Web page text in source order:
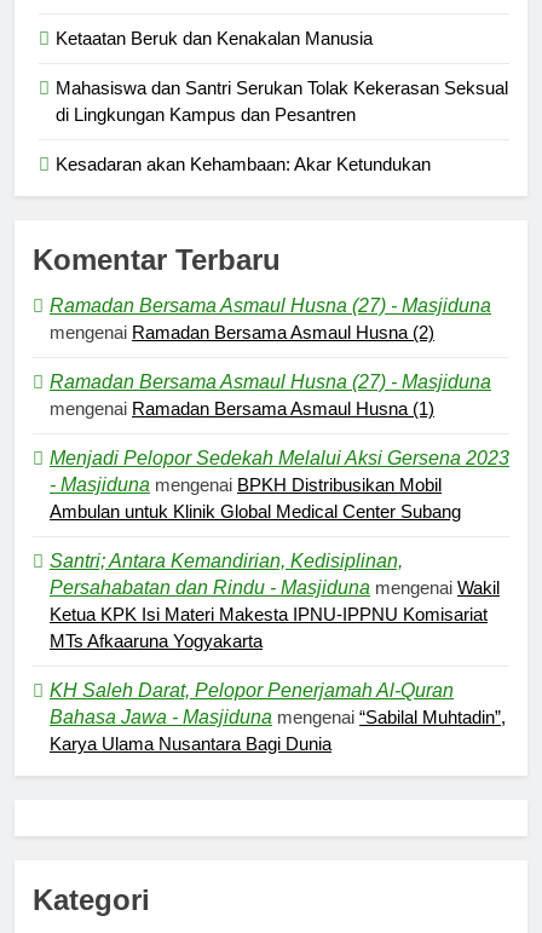
Ketaatan Beruk dan Kenakalan Manusia
Mahasiswa dan Santri Serukan Tolak Kekerasan Seksual
di Lingkungan Kampus dan Pesantren
Kesadaran akan Kehambaan: Akar Ketundukan
Komentar Terbaru
Ramadan Bersama Asmaul Husna (27) - Masjiduna
mengenai Ramadan Bersama Asmaul Husna (2)
Ramadan Bersama Asmaul Husna (27) - Masjiduna
mengenai Ramadan Bersama Asmaul Husna (1)
Menjadi Pelopor Sedekah Melalui Aksi Gersena 2023
- Masjiduna mengenai BPKH Distribusikan Mobil
Ambulan untuk Klinik Global Medical Center Subang
Santri; Antara Kemandirian, Kedisiplinan,
Persahabatan dan Rindu - Masjiduna mengenai Wakil
Ketua KPK Isi Materi Makesta IPNU-IPPNU Komisariat
MTs Afkaaruna Yogyakarta
KH Saleh Darat, Pelopor Penerjamah Al-Quran
Bahasa Jawa - Masjiduna mengenai “Sabilal Muhtadin”,
Karya Ulama Nusantara Bagi Dunia
Kategori
5
6